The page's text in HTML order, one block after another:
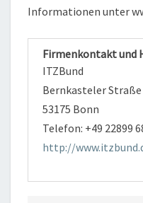
Informationen unter
Firmenkontakt und
ITZBund
Bernkasteler Straße
53175 Bonn
Telefon: +49 22899
http://